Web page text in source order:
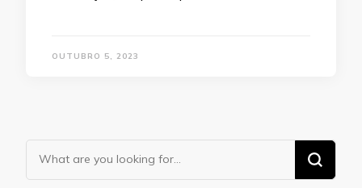
OUTUBRO 5, 2023
Looking
for